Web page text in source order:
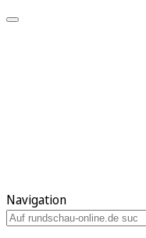
Navigation